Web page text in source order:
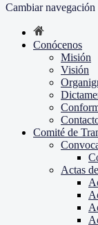
Cambiar navegación
Conócenos
Misión
Visión
Comité de
Actas